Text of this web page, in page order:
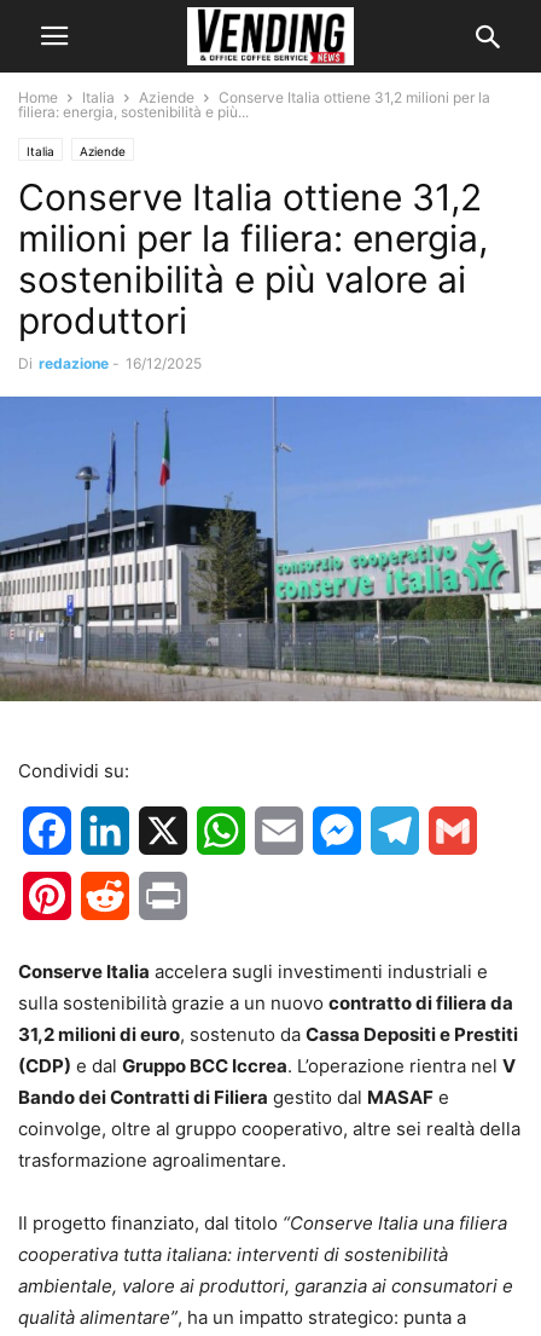
Home Italia Aziende
Conserve Italia ottiene 31,2 milioni per la
filiera: energia, sostenibilità e più...
Italia Aziende
Conserve Italia ottiene 31,2
milioni per la filiera: energia,
sostenibilità e più valore ai
produttori
Di redazione - 16/12/2025
Condividi su:
FacebookLinkedIn WhatsApp
Email MessengerTelegram
PinterestReddit
Conserve Italia accelera sugli investimenti industriali e
sulla sostenibilità grazie a un nuovo contratto di filiera da
31,2 milioni di euro, sostenuto da Cassa Depositi e Prestiti
(CDP) e dal Gruppo BCC Iccrea. L’operazione rientra nel V
Bando dei Contratti di Filiera gestito dal MASAF e
coinvolge, oltre al gruppo cooperativo, altre sei realtà della
trasformazione agroalimentare.
Il progetto finanziato, dal titolo “Conserve Italia una filiera
cooperativa tutta italiana: interventi di sostenibilità
ambientale, valore ai produttori, garanzia ai consumatori e
qualità alimentare”, ha un impatto strategico: punta a